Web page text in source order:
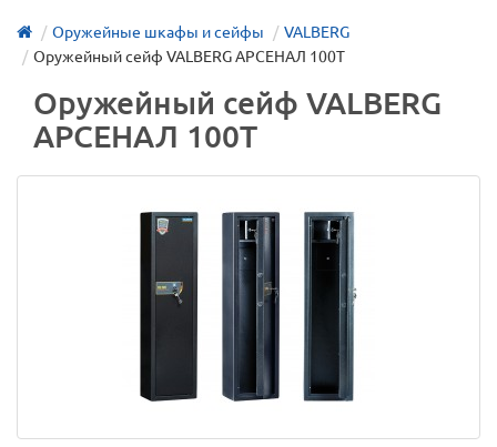
Оружейные шкафы и сейфы
VALBERG
Оружейный сейф VALBERG АРСЕНАЛ 100Т
Оружейный сейф VALBERG
АРСЕНАЛ 100Т